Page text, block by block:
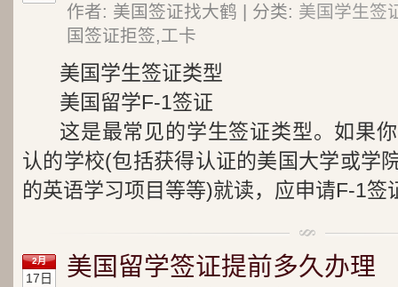
作者: 美国签证找大鹤 | 分类: 美国学生签
国签证拒签,工卡
美国学生签证类型
美国留学F-1签证
这是最常见的学生签证类型。如果
认的学校(包括获得认证的美国大学或学
的英语学习项目等等)就读，应申请F-1签
2月
17日 美国留学签证提前多久办理